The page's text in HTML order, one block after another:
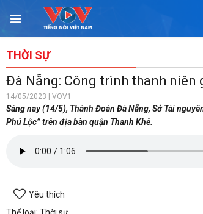
THỜI SỰ
Đà Nẵng: Công trình thanh niên
14/05/2023 | VOV1
Sáng nay (14/5), Thành Đoàn Đà Nẵng, Sở Tài
Phú Lộc” trên địa bàn quận Thanh Khê.
Yêu thích